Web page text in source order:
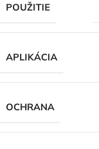
POUŽITIE
APLIKÁCIA
OCHRANA